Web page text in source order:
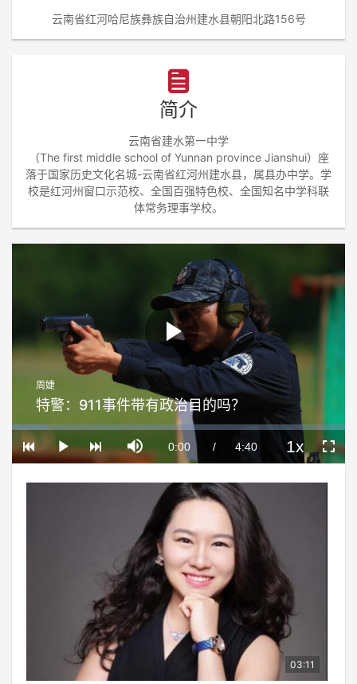
云南省红河哈尼族彝族自治州建水县朝阳北路156号
简介
云南省建水第一中学
（The first middle school of Yunnan province Jianshui）座
落于国家历史文化名城-云南省红河州建水县，属县办中学。学
校是红河州窗口示范校、全国百强特色校、全国知名中学科联
体常务理事学校。
Play
Video
Play
Current
Time
0:00 / Duration
4:40
Loaded:
0%
Progress:
0%
Playback
Rate
1x
周婕
特警：911事件带有政治目的吗？
03:11